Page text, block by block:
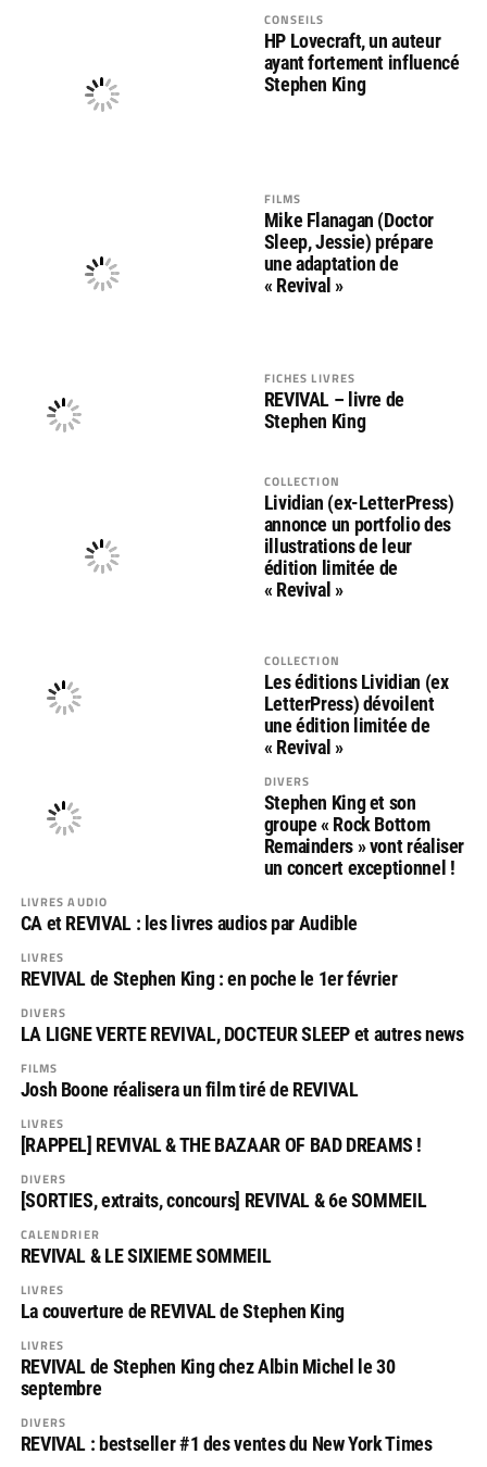
CONSEILS
HP Lovecraft, un auteur
ayant fortement influencé
Stephen King
FILMS
Mike Flanagan (Doctor
Sleep, Jessie) prépare
une adaptation de
« Revival »
FICHES LIVRES
REVIVAL – livre de
Stephen King
COLLECTION
Lividian (ex-LetterPress)
annonce un portfolio des
illustrations de leur
édition limitée de
« Revival »
COLLECTION
Les éditions Lividian (ex
LetterPress) dévoilent
une édition limitée de
« Revival »
DIVERS
Stephen King et son
groupe « Rock Bottom
Remainders » vont réaliser
un concert exceptionnel !
LIVRES AUDIO
CA et REVIVAL : les livres audios par Audible
LIVRES
REVIVAL de Stephen King : en poche le 1er février
DIVERS
LA LIGNE VERTE REVIVAL, DOCTEUR SLEEP et autres news
FILMS
Josh Boone réalisera un film tiré de REVIVAL
LIVRES
[RAPPEL] REVIVAL & THE BAZAAR OF BAD DREAMS !
DIVERS
[SORTIES, extraits, concours] REVIVAL & 6e SOMMEIL
CALENDRIER
REVIVAL & LE SIXIEME SOMMEIL
LIVRES
La couverture de REVIVAL de Stephen King
LIVRES
REVIVAL de Stephen King chez Albin Michel le 30
septembre
DIVERS
REVIVAL : bestseller #1 des ventes du New York Times